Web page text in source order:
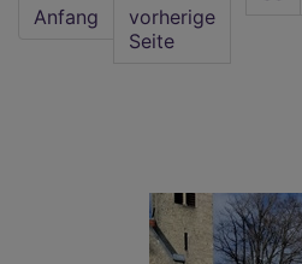
page
Anfang
Seite
vorherige
Seite